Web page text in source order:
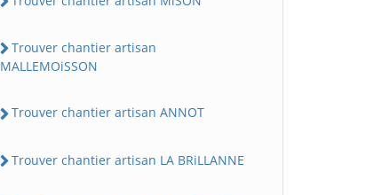
Trouver chantier artisan
MALLEMOiSSON
Trouver chantier artisan ANNOT
Trouver chantier artisan LA BRiLLANNE